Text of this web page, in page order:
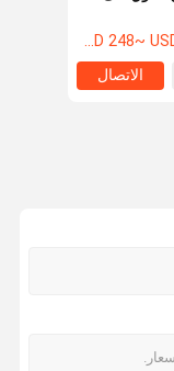
USD 248~
الاتصال